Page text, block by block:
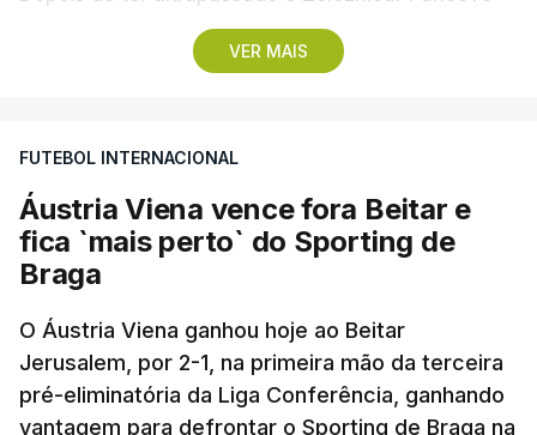
VER MAIS
na segunda pré-eliminatória de acesso à fase de
liga da Liga Conferência, caso elimine Dínamo de
ao facto de a Bielorrússia ser aliada da Rússia - o
Sporting de Braga irá defrontar no play-off o
vencedor da eliminatória entre Beitar e Áustria
Viena.
FUTEBOL INTERNACIONAL
Áustria Viena vence fora Beitar e
fica `mais perto` do Sporting de
Braga
O Áustria Viena ganhou hoje ao Beitar
Jerusalem, por 2-1, na primeira mão da terceira
pré-eliminatória da Liga Conferência, ganhando
vantagem para defrontar o Sporting de Braga na